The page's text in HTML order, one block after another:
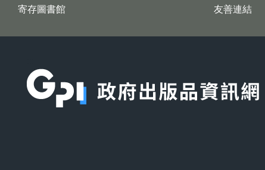
寄存圖書館
友善連結